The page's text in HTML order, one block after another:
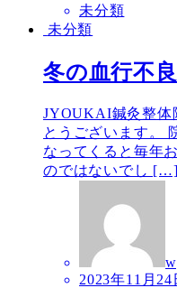
未分類
未分類
冬の血行不
JYOUKAI鍼灸整体
とうございます。
なってくると毎年
のではないでし […]
2023年11月24